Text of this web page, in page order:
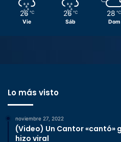
26 ℃
Vie
26 ℃
Sáb
28 ℃
Dom
Lo más visto
noviembre 27, 2022
(Video) Un Cantor «cantó»
hizo viral